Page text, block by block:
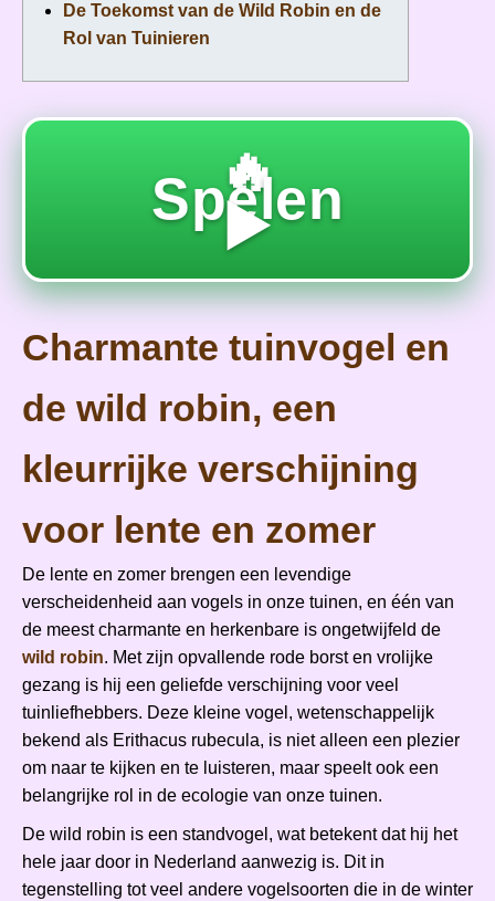
De Toekomst van de Wild Robin en de
Rol van Tuinieren
🔥
Spelen
▶️
Charmante tuinvogel en
de wild robin, een
kleurrijke verschijning
voor lente en zomer
De lente en zomer brengen een levendige
verscheidenheid aan vogels in onze tuinen, en één van
de meest charmante en herkenbare is ongetwijfeld de
wild robin. Met zijn opvallende rode borst en vrolijke
gezang is hij een geliefde verschijning voor veel
tuinliefhebbers. Deze kleine vogel, wetenschappelijk
bekend als Erithacus rubecula, is niet alleen een plezier
om naar te kijken en te luisteren, maar speelt ook een
belangrijke rol in de ecologie van onze tuinen.
De wild robin is een standvogel, wat betekent dat hij het
hele jaar door in Nederland aanwezig is. Dit in
tegenstelling tot veel andere vogelsoorten die in de winter